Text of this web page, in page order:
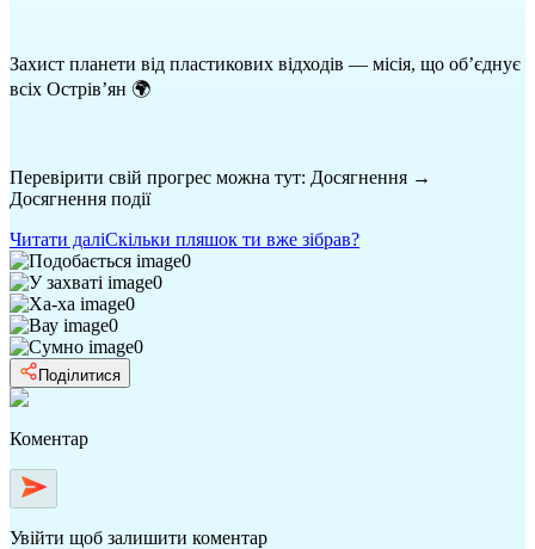
Захист планети від пластикових відходів — місія, що об’єднує
всіх Острів’ян 🌍
Перевірити свій прогрес можна тут: Досягнення →
Досягнення події
Читати даліСкільки пляшок ти вже зібрав?
0
0
0
0
0
Поділитися
Коментар
Увійти щоб залишити коментар